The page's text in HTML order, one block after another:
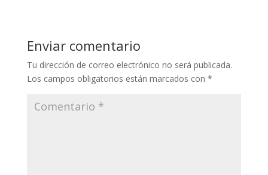
Enviar comentario
Tu dirección de correo electrónico no será publicada.
Los campos obligatorios están marcados con *